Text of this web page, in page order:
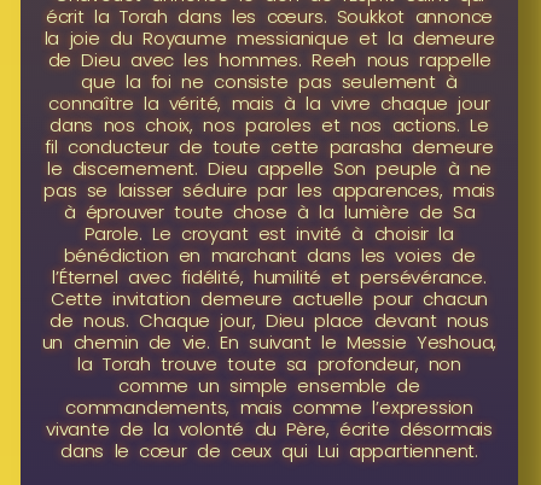
écrit la Torah dans les cœurs. Soukkot annonce
la joie du Royaume messianique et la demeure
de Dieu avec les hommes. Reeh nous rappelle
que la foi ne consiste pas seulement à
connaître la vérité, mais à la vivre chaque jour
dans nos choix, nos paroles et nos actions. Le
fil conducteur de toute cette parasha demeure
le discernement. Dieu appelle Son peuple à ne
pas se laisser séduire par les apparences, mais
à éprouver toute chose à la lumière de Sa
Parole. Le croyant est invité à choisir la
bénédiction en marchant dans les voies de
l’Éternel avec fidélité, humilité et persévérance.
Cette invitation demeure actuelle pour chacun
de nous. Chaque jour, Dieu place devant nous
un chemin de vie. En suivant le Messie Yeshoua,
la Torah trouve toute sa profondeur, non
comme un simple ensemble de
commandements, mais comme l’expression
vivante de la volonté du Père, écrite désormais
dans le cœur de ceux qui Lui appartiennent.